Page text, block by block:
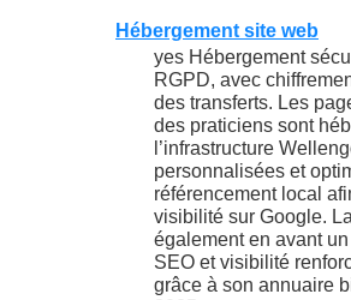
Hébergement site web
yes Hébergement
RGPD, avec
des transferts. Les
des praticiens sont
l’infrastructure
personnalisées et
référencement local
visibilité sur Google.
également en avant
SEO et visibilité
grâce à son annuaire